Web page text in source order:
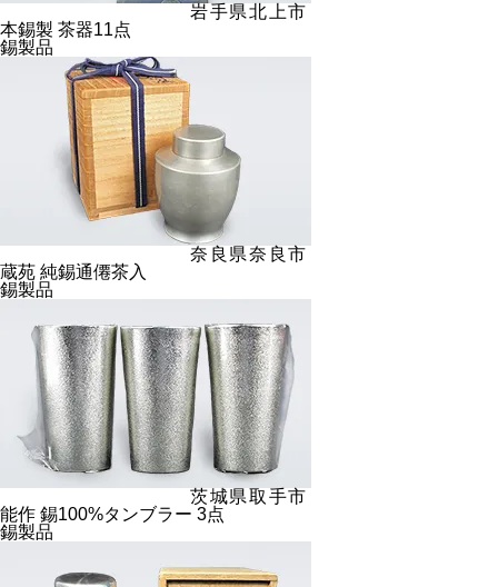
岩手県北上市
本錫製 茶器11点
錫製品
奈良県奈良市
蔵苑 純錫通僊茶入
錫製品
茨城県取手市
能作 錫100%タンブラー 3点
錫製品